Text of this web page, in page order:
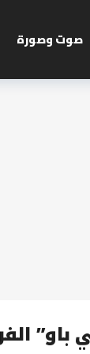
صوت وصورة
باو”